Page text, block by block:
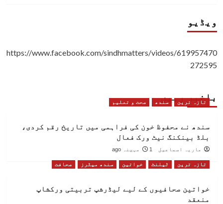
ویڈیو
https://www.facebook.com/sindhmatters/videos/619957470
272595
باخبر رہیں
تازہ ترین سندھ صحت و تعلیم
سندھ نے محفوظ خون کی فراہمی میں تاریخ رقم کردی،
بلڈ بینکنگ نیٹ ورک فعال
ماریہ اسماعیل 1 مہینہ ago
تازہ ترین ٹیلنٹ خواتین سندھ میٹرز صحافت
خواتین صحافیوں کے لیے لیڈرشپ تربیتی ورکشاپ
منعقد